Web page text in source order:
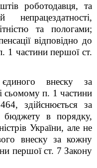
роботодавця, та
та пологами;
відповідно до
1 частини першої ст.
внеску за
сьомому п. 1 частини
здійснюється за
бюджету в порядку,
України, але не
внеску за кожну
першої ст. 7 Закону